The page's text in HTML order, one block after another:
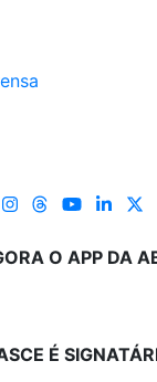
O APP DA
É